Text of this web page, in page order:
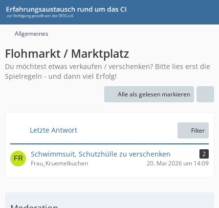
Allgemeines
Flohmarkt / Marktplatz
Du möchtest etwas verkaufen / verschenken? Bitte lies erst die
Spielregeln - und dann viel Erfolg!
Alle als gelesen markieren
Letzte Antwort Filter
Schwimmsuit, Schutzhülle zu verschenken
2
Frau_Kruemelkuchen
20. Mai 2026 um 14:09